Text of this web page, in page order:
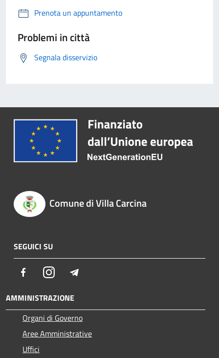
Prenota un appuntamento
Problemi in città
Segnala disservizio
Comune di Villa Carcina
SEGUICI SU
FacebookInstagram
AMMINISTRAZIONE
Organi di Governo
Aree Amministrative
Uffici